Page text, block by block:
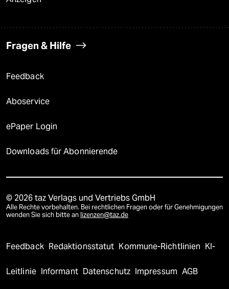
Fragen & Hilfe
Feedback
Aboservice
ePaper Login
Downloads für Abonnierende
© 2026 taz Verlags und Vertriebs GmbH
Alle Rechte vorbehalten. Bei rechtlichen Fragen oder für Genehmigungen
wenden Sie sich bitte an lizenzen@taz.de
Feedback Redaktionsstatut Kommune-Richtlinien KI-
Leitlinie Informant Datenschutz Impressum AGB